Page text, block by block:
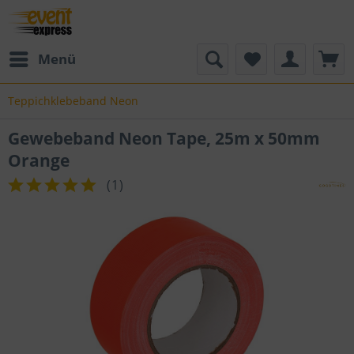
Menü
Teppichklebeband Neon
Gewebeband Neon Tape, 25m x 50mm
Orange
(1 )